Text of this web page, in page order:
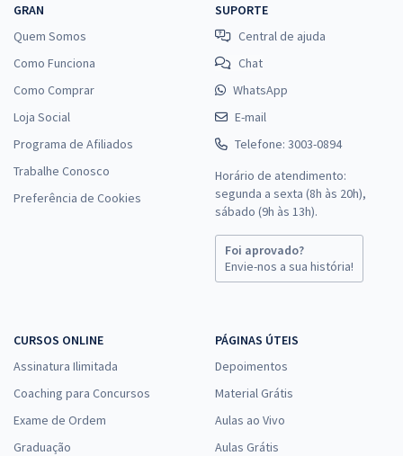
GRAN
Quem Somos
Como Funciona
Como Comprar
Loja Social
Programa de Afiliados
Trabalhe Conosco
Preferência de Cookies
SUPORTE
Central de ajuda
Chat
WhatsApp
E-mail
Telefone: 3003-0894
Horário de atendimento:
segunda a sexta (8h às 20h),
sábado (9h às 13h).
Foi aprovado?
Envie-nos a sua história!
CURSOS ONLINE
Assinatura Ilimitada
Coaching para Concursos
Exame de Ordem
Graduação
PÁGINAS ÚTEIS
Depoimentos
Material Grátis
Aulas ao Vivo
Aulas Grátis